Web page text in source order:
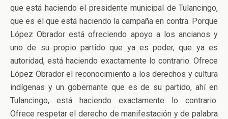
que está haciendo el presidente municipal de Tulancingo,
que es el que está haciendo la campaña en contra. Porque
López Obrador está ofreciendo apoyo a los ancianos y
uno de su propio partido que ya es poder, que ya es
autoridad, está haciendo exactamente lo contrario. Ofrece
López Obrador el reconocimiento a los derechos y cultura
indígenas y un gobernante que es de su partido, ahí en
Tulancingo, está haciendo exactamente lo contrario.
Ofrece respetar el derecho de manifestación y de palabra